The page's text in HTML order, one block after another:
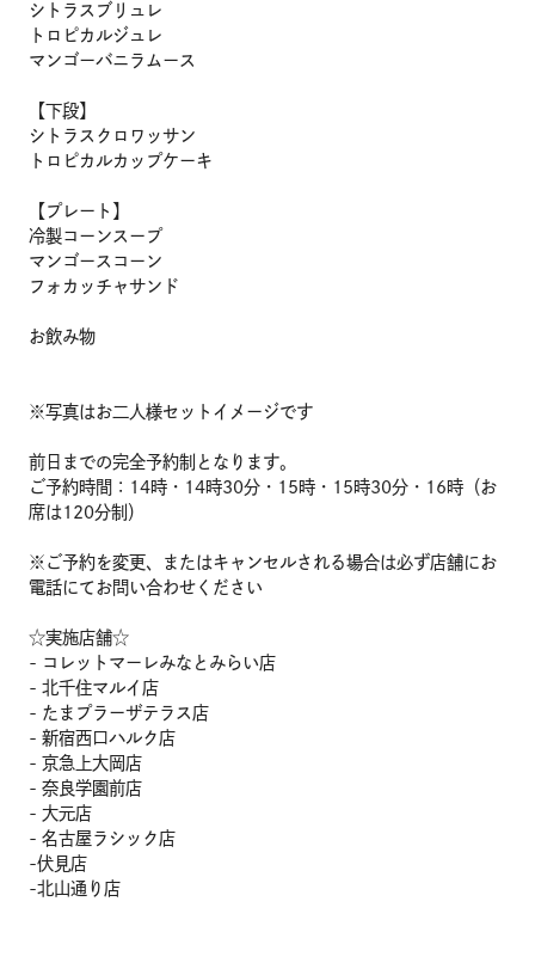
店舗検索
シトラスブリュレ
トロピカルジュレ
マンゴーバニラムース
【下段】
シトラスクロワッサン
トロピカルカップケーキ
【プレート】
冷製コーンスープ
マンゴースコーン
フォカッチャサンド
お飲み物
※写真はお二人様セットイメージです
前日までの完全予約制となります。
ご予約時間：14時・14時30分・15時・15時30分・16時（お
席は120分制）
※ご予約を変更、またはキャンセルされる場合は必ず店舗にお
電話にてお問い合わせください
☆実施店舗☆
- コレットマーレみなとみらい店
- 北千住マルイ店
- たまプラーザテラス店
- 新宿西口ハルク店
- 京急上大岡店
- 奈良学園前店
- 大元店
- 名古屋ラシック店
-伏見店
-北山通り店